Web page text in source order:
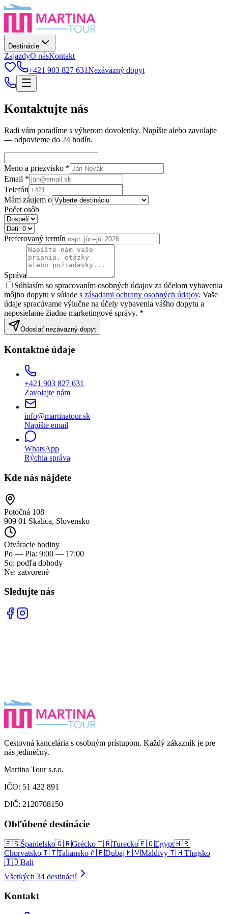
Destinácie
ZajazdyO násKontakt
+421 903 827 631Nezáväzný dopyt
Kontaktujte nás
Radi vám poradíme s výberom dovolenky. Napíšte alebo zavolajte
— odpovieme do 24 hodín.
Meno a priezvisko *
Email *
Telefón
Mám záujem o
Počet osôb
Preferovaný termín
Správa
Súhlasím so spracovaním osobných údajov za účelom vybavenia
môjho dopytu v súlade s zásadami ochrany osobných údajov. Vaše
údaje spracúvame výlučne na účely vybavenia vášho dopytu a
neposielame žiadne marketingové správy. *
Odoslať nezáväzný dopyt
Kontaktné údaje
+421 903 827 631
Zavolajte nám
info@martinatour.sk
Napíšte email
WhatsApp
Rýchla správa
Kde nás nájdete
Potočná 108
909 01 Skalica, Slovensko
Otváracie hodiny
Po — Pia: 9:00 — 17:00
So: podľa dohody
Ne: zatvorené
Sledujte nás
Cestovná kancelária s osobným prístupom. Každý zákazník je pre
nás jedinečný.
Martina Tour s.r.o.
IČO: 51 422 891
DIČ: 2120708150
Obľúbené destinácie
🇪🇸Španielsko🇬🇷Grécko🇹🇷Turecko🇪🇬Egypt🇭🇷
Chorvatsko🇮🇹Taliansko🇦🇪Dubaj🇲🇻Maldivy🇹🇭Thajsko
🇮🇩Bali
Všetkých 34 destinácií
Kontakt